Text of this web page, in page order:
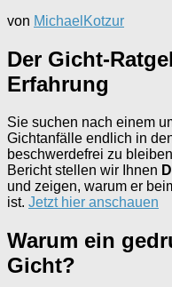
von MichaelKotzur
Der Gicht-
Erfahrung
Sie suchen nach einem
Gichtanfälle endlich in
beschwerdefrei zu
Bericht stellen wir Ihnen
und zeigen, warum er
ist. Jetzt hier anschauen
Warum ein
Gicht?